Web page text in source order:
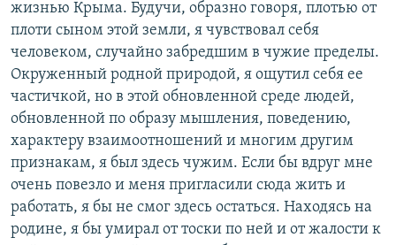
жизнью Крыма. Будучи, образно говоря, плотью от
плоти сыном этой земли, я чувствовал себя
человеком, случайно забредшим в чужие пределы.
Окруженный родной природой, я ощутил себя ее
частичкой, но в этой обновленной среде людей,
обновленной по образу мышления, поведению,
характеру взаимоотношений и многим другим
признакам, я был здесь чужим. Если бы вдруг мне
очень повезло и меня пригласили сюда жить и
работать, я бы не смог здесь остаться. Находясь на
родине, я бы умирал от тоски по ней и от жалости к